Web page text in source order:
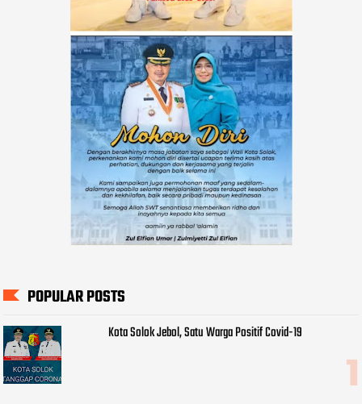
POPULAR POSTS
Kota Solok Jebol, Satu Warga Positif Covid-19